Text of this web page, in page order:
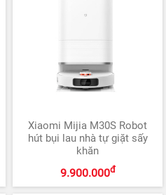
Xiaomi Mijia M30S Robot
hút bụi lau nhà tự giặt sấy
khăn
9.900.000đ